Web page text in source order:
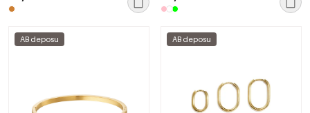
AB deposu AB deposu